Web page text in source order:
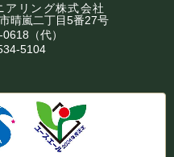
アリング株式会社
晴嵐二丁目5番27号
（代）
5104